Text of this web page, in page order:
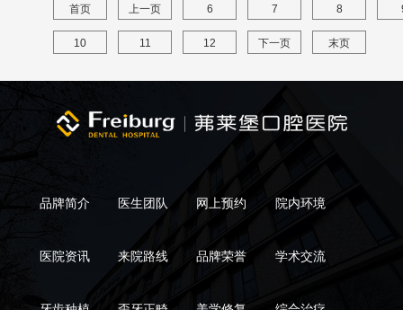
首页 上一页 6 7 8
10 11 12 下一页 末页
品牌简介 医生团队 网上预约 院内环境
医院资讯 来院路线 品牌荣誉 学术交流